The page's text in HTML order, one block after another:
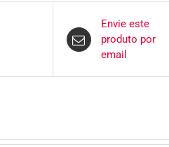
Envie este
produto por
email